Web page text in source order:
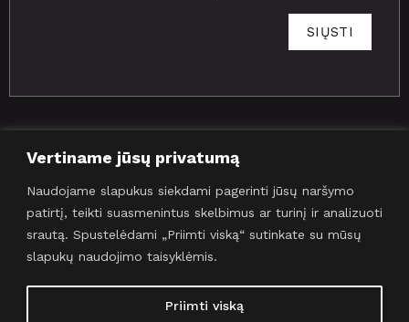
Vertiname jūsų privatumą
Naudojame slapukus siekdami pagerinti jūsų naršymo
patirtį, teikti suasmenintus skelbimus ar turinį ir analizuoti
srautą. Spustelėdami „Priimti viską“ sutinkate su mūsų
slapukų naudojimo taisyklėmis.
Priimti viską
SIŲSTI
Apie mus
Projektai
Asmenims
Organizacijoms
ACIJA
Naujienos
Kontaktai
MUS